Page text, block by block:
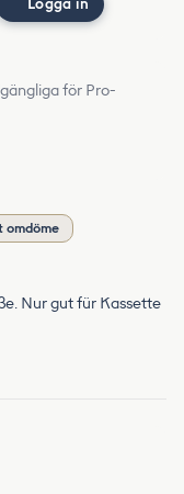
Logga in
för Pro-
omdöme
Nur gut für Kassette